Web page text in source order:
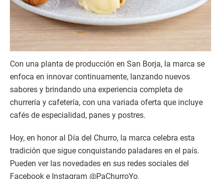
Con una planta de producción en San Borja, la marca se
enfoca en innovar continuamente, lanzando nuevos
sabores y brindando una experiencia completa de
churrería y cafetería, con una variada oferta que incluye
cafés de especialidad, panes y postres.
Hoy, en honor al Día del Churro, la marca celebra esta
tradición que sigue conquistando paladares en el país.
Pueden ver las novedades en sus redes sociales del
Facebook e Instagram @PaChurroYo.